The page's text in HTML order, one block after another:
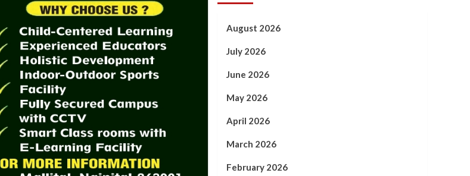
August 2026
July 2026
June 2026
May 2026
April 2026
March 2026
February 2026